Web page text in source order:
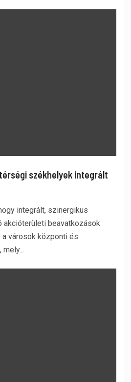
székhelyek integrált
integrált, szinergikus
akcióterületi beavatkozások
a városok központi és